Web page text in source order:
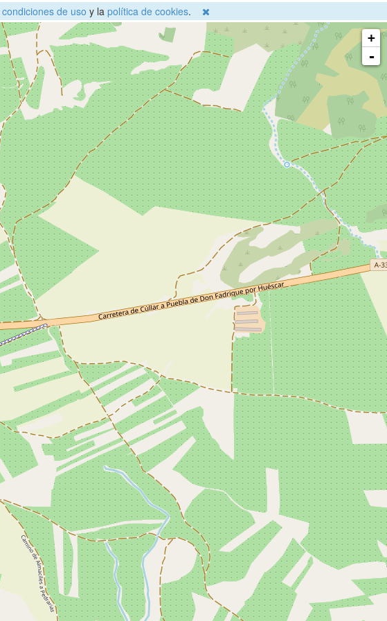
condiciones de uso y la política de cookies.
+
-